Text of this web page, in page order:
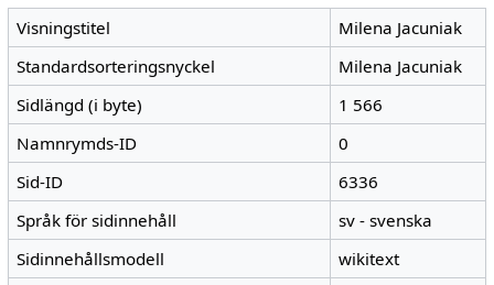
Visningstitel
Milena Jacuniak
Standardsorteringsnyckel
Milena Jacuniak
Sidlängd (i byte)
1 566
Namnrymds-ID
0
Sid-ID
6336
Språk för sidinnehåll
sv - svenska
Sidinnehållsmodell
wikitext